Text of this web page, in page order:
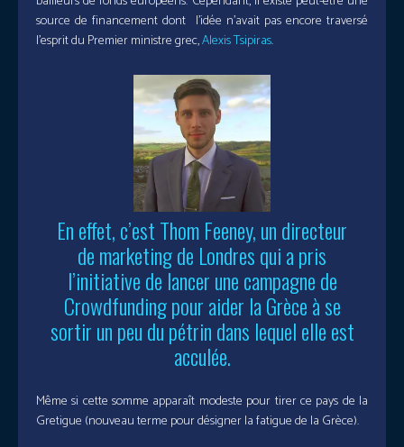
source de financement dont l’idée n’avait pas encore traversé
l’esprit du Premier ministre grec,Alexis Tsipiras.
En effet, c’est Thom Feeney, un directeur
de marketing de Londres qui a pris
l’initiative de lancer une campagne de
Crowdfunding pour aider la Grèce à se
sortir un peu du pétrin dans lequel elle est
acculée.
Même si cette somme apparaît modeste pour tirer ce pays de la
Gretigue (nouveau terme pour désigner la fatigue de la Grèce).